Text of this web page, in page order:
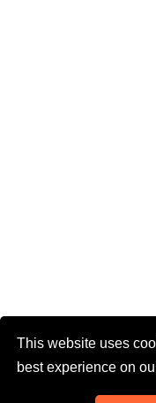
This website uses
best experience on